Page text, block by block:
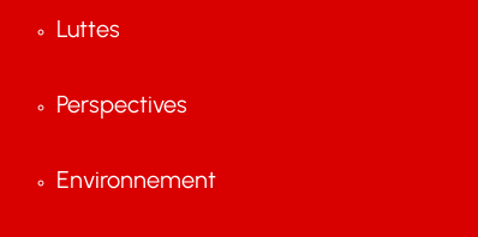
Luttes
Perspectives
Environnement